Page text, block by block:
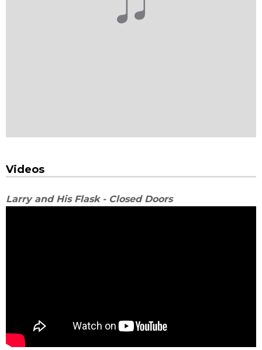
Videos
Larry and His Flask - Closed Doors